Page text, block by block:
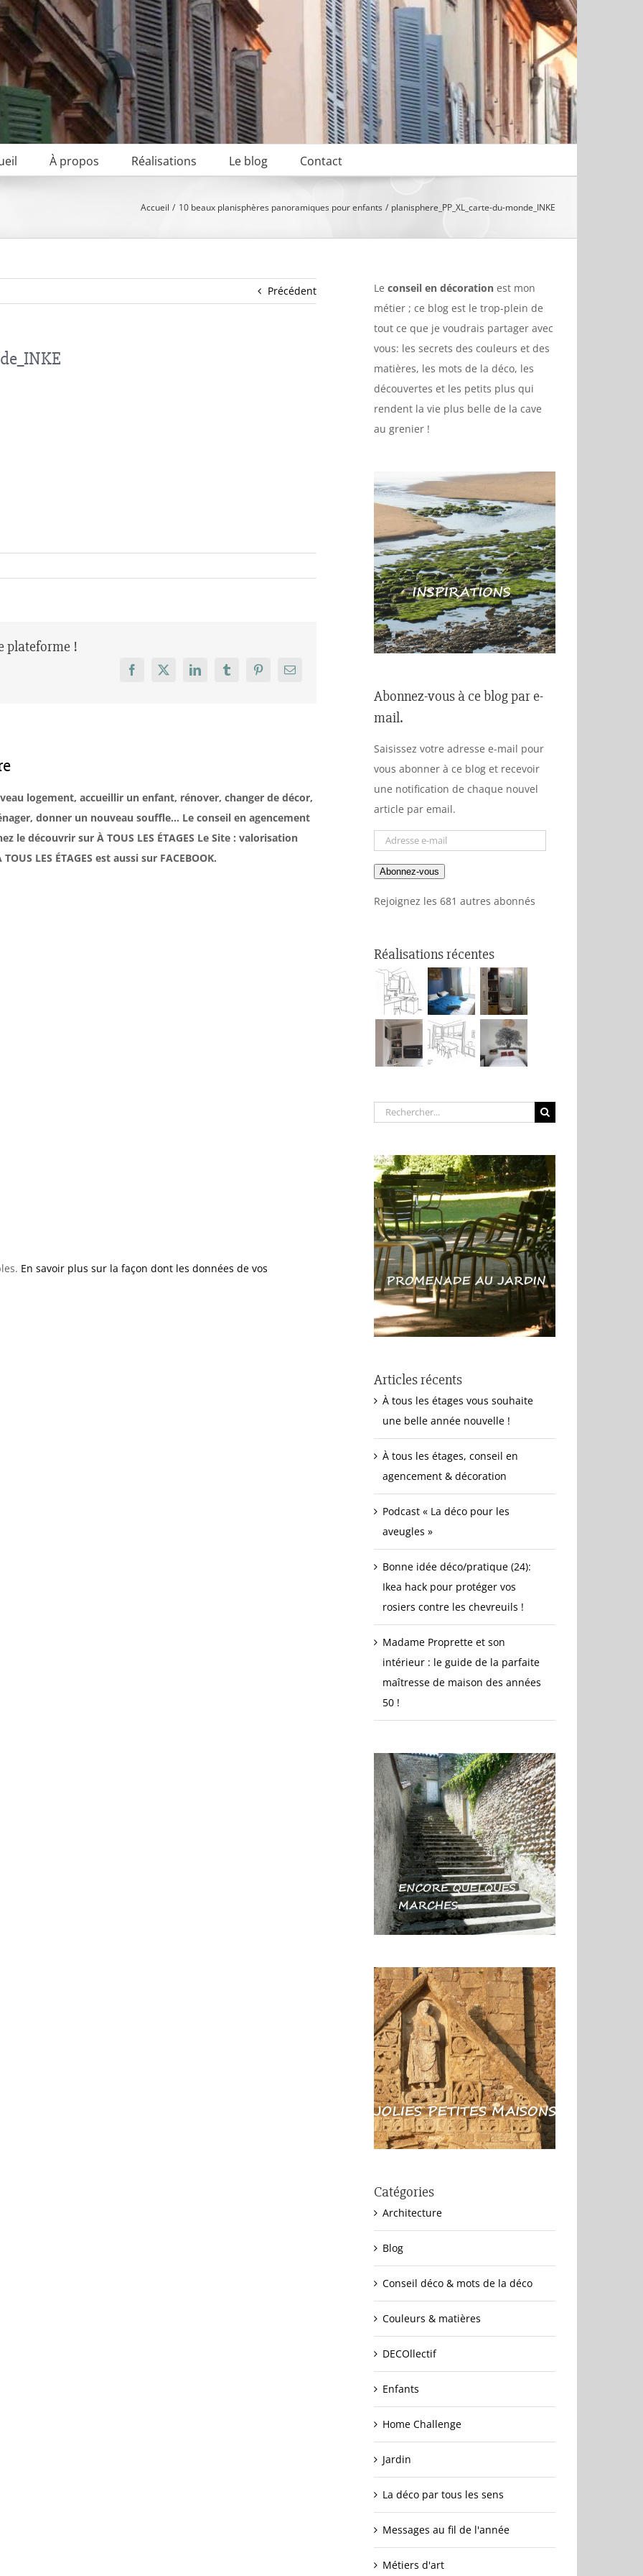
À propos Réalisations Le blog Contact
Accueil 10 beaux planisphères panoramiques pour enfants planisphere_PP_XL_carte-du-monde_INKE
Précédent
plateforme !
Facebook
X LinkedInTumblrPinterestEmail
logement, accueillir un enfant, rénover, changer de décor,
donner un nouveau souffle… Le conseil en agencement
le découvrir sur À TOUS LES ÉTAGES Le Site : valorisation
LES ÉTAGES est aussi sur FACEBOOK.
En savoir plus sur la façon dont les données de vos
Le conseil en décoration est mon
métier ; ce blog est le trop-plein de
tout ce que je voudrais partager avec
vous: les secrets des couleurs et des
matières, les mots de la déco, les
découvertes et les petits plus qui
rendent la vie plus belle de la cave
au grenier !
Abonnez-vous à ce blog par e-
mail.
Saisissez votre adresse e-mail pour
vous abonner à ce blog et recevoir
une notification de chaque nouvel
article par email.
Adresse
mail
Abonnez-vous
Rejoignez les 681 autres abonnés
Réalisations récentes
Rechercher:
Articles récents
À tous les étages vous souhaite
une belle année nouvelle !
À tous les étages, conseil en
agencement & décoration
Podcast « La déco pour les
aveugles »
Bonne idée déco/pratique (24):
Ikea hack pour protéger vos
rosiers contre les chevreuils !
Madame Proprette et son
intérieur : le guide de la parfaite
maîtresse de maison des années
50 !
Catégories
Architecture
Blog
Conseil déco & mots de la déco
Couleurs & matières
DECOllectif
Enfants
Home Challenge
Jardin
La déco par tous les sens
Messages au fil de l'année
Métiers d'art